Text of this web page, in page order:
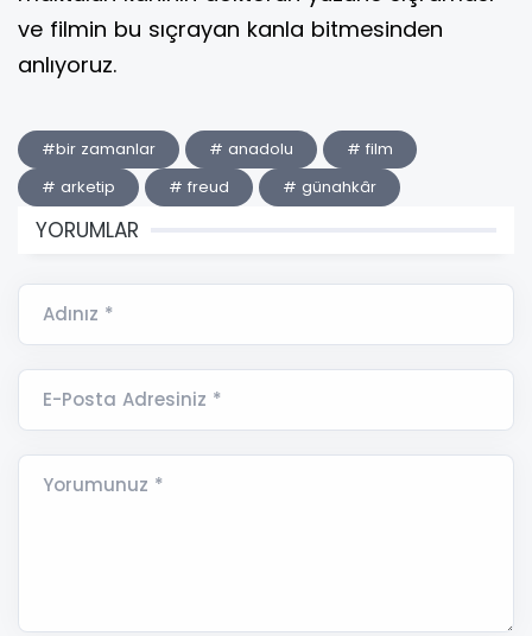
ve filmin bu sıçrayan kanla bitmesinden
anlıyoruz.
#bir zamanlar # anadolu
# film
# arketip
# freud # günahkâr
YORUMLAR
Adınız *
E-Posta Adresiniz *
Yorumunuz *